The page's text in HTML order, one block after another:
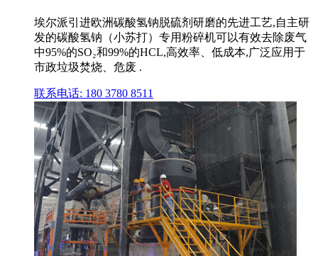
埃尔派引进欧洲碳酸氢钠脱硫剂研磨的先进工艺,自主研
发的碳酸氢钠（小苏打）专用粉碎机可以有效去除废气
中95%的SO₂和99%的HCL,高效率、低成本,广泛应用于
市政垃圾焚烧、危废 .
联系电话: 180 3780 8511